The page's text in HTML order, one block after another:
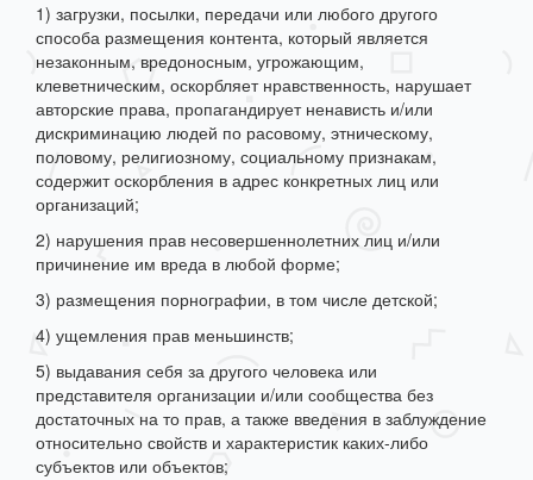
1) загрузки, посылки, передачи или любого другого
способа размещения контента, который является
незаконным, вредоносным, угрожающим,
клеветническим, оскорбляет нравственность, нарушает
авторские права, пропагандирует ненависть и/или
дискриминацию людей по расовому, этническому,
половому, религиозному, социальному признакам,
содержит оскорбления в адрес конкретных лиц или
организаций;
2) нарушения прав несовершеннолетних лиц и/или
причинение им вреда в любой форме;
3) размещения порнографии, в том числе детской;
4) ущемления прав меньшинств;
5) выдавания себя за другого человека или
представителя организации и/или сообщества без
достаточных на то прав, а также введения в заблуждение
относительно свойств и характеристик каких-либо
субъектов или объектов;